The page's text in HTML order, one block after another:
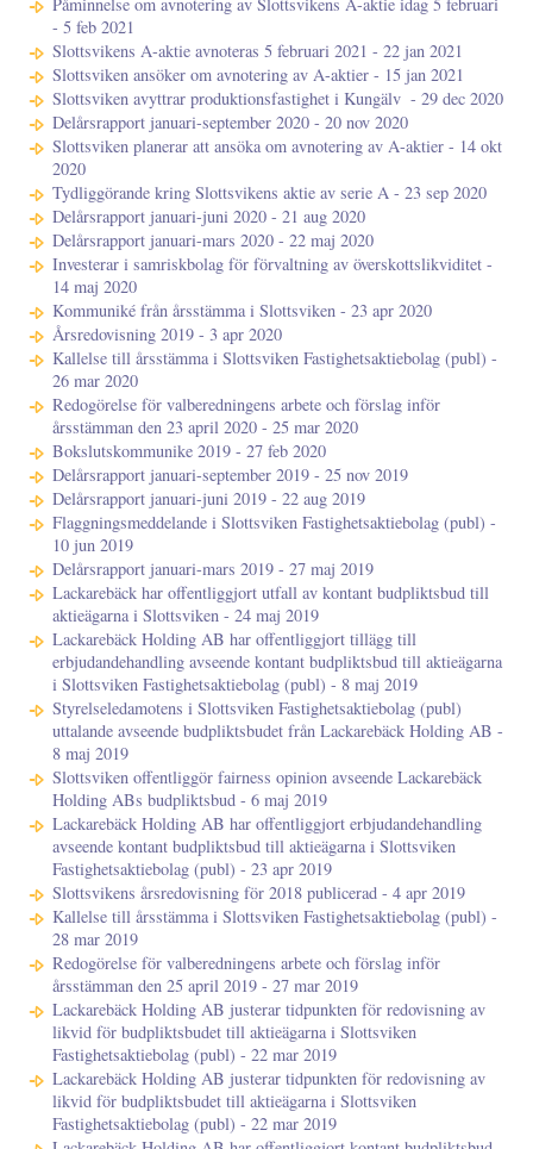
- 5 feb 2021
Slottsvikens A-aktie avnoteras 5 februari 2021 - 22 jan 2021
Slottsviken ansöker om avnotering av A-aktier - 15 jan 2021
Slottsviken avyttrar produktionsfastighet i Kungälv ​​​​​​​ - 29 dec 2020
Delårsrapport januari-september 2020 - 20 nov 2020
Slottsviken planerar att ansöka om avnotering av A-aktier - 14 okt
2020
Tydliggörande kring Slottsvikens aktie av serie A - 23 sep 2020
Delårsrapport januari-juni 2020 - 21 aug 2020
Delårsrapport januari-mars 2020 - 22 maj 2020
Investerar i samriskbolag för förvaltning av överskottslikviditet -
14 maj 2020
Kommuniké från årsstämma i Slottsviken - 23 apr 2020
Årsredovisning 2019 - 3 apr 2020
Kallelse till årsstämma i Slottsviken Fastighetsaktiebolag (publ) -
26 mar 2020
Redogörelse för valberedningens arbete och förslag inför
årsstämman den 23 april 2020 - 25 mar 2020
Bokslutskommunike 2019 - 27 feb 2020
Delårsrapport januari-september 2019 - 25 nov 2019
Delårsrapport januari-juni 2019 - 22 aug 2019
Flaggningsmeddelande i Slottsviken Fastighetsaktiebolag (publ) -
10 jun 2019
Delårsrapport januari-mars 2019 - 27 maj 2019
Lackarebäck har offentliggjort utfall av kontant budpliktsbud till
aktieägarna i Slottsviken - 24 maj 2019
Lackarebäck Holding AB har offentliggjort tillägg till
erbjudandehandling avseende kontant budpliktsbud till aktieägarna
i Slottsviken Fastighetsaktiebolag (publ) - 8 maj 2019
Styrelseledamotens i Slottsviken Fastighetsaktiebolag (publ)
uttalande avseende budpliktsbudet från Lackarebäck Holding AB -
8 maj 2019
Slottsviken offentliggör fairness opinion avseende Lackarebäck
Holding ABs budpliktsbud - 6 maj 2019
Lackarebäck Holding AB har offentliggjort erbjudandehandling
avseende kontant budpliktsbud till aktieägarna i Slottsviken
Fastighetsaktiebolag (publ) - 23 apr 2019
Slottsvikens årsredovisning för 2018 publicerad - 4 apr 2019
Kallelse till årsstämma i Slottsviken Fastighetsaktiebolag (publ) -
28 mar 2019
Redogörelse för valberedningens arbete och förslag inför
årsstämman den 25 april 2019 - 27 mar 2019
Lackarebäck Holding AB justerar tidpunkten för redovisning av
likvid för budpliktsbudet till aktieägarna i Slottsviken
Fastighetsaktiebolag (publ) - 22 mar 2019
Lackarebäck Holding AB justerar tidpunkten för redovisning av
likvid för budpliktsbudet till aktieägarna i Slottsviken
Fastighetsaktiebolag (publ) - 22 mar 2019